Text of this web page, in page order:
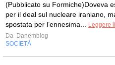
(Pubblicato su Formiche)Doveva
per il deal sul nucleare iraniano,
spostata per l’ennesima...
Leggere
Da Danemblog
SOCIETÀ